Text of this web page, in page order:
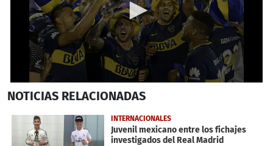
seconds
30
seconds
NOTICIAS RELACIONADAS
INTERNACIONALES
Juvenil mexicano entre los fichajes
investigados del Real Madrid